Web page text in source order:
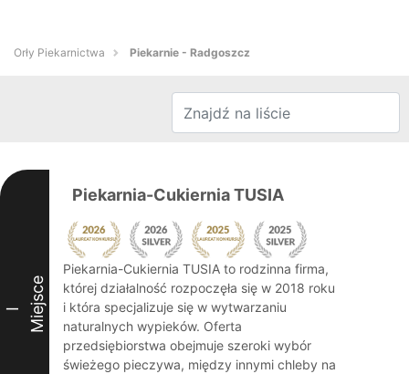
Orły Piekarnictwa Piekarnie - Radgoszcz
I Miejsce
Piekarnia-Cukiernia TUSIA
Piekarnia-Cukiernia TUSIA to rodzinna firma,
której działalność rozpoczęła się w 2018 roku
i która specjalizuje się w wytwarzaniu
naturalnych wypieków. Oferta
przedsiębiorstwa obejmuje szeroki wybór
świeżego pieczywa, między innymi chleby na